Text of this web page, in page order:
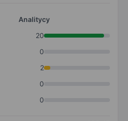
Analitycy
20
0
2
0
0